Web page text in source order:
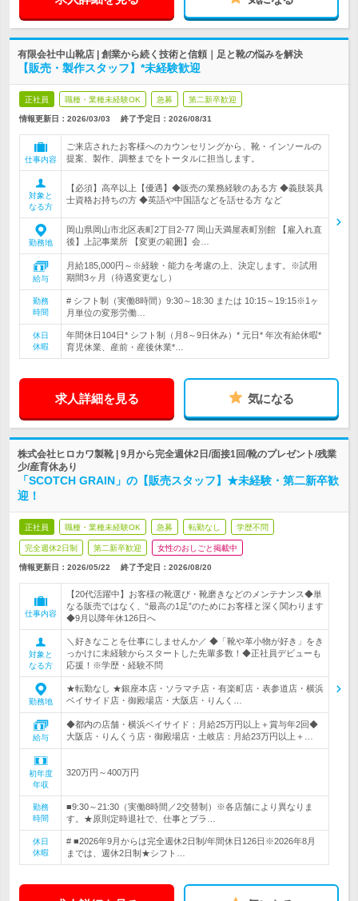
有限会社中山靴店 | 創業から続く技術と信頼｜足と靴の悩みを解決
【販売・製作スタッフ】*未経験歓迎
正社員 職種・業種未経験OK 急募 第二新卒歓迎
情報更新日：2026/03/03 終了予定日： 2026/08/31
仕事内容
ご来店されたお客様へのカウンセリングから、靴・インソールの
提案、製作、調整までをトータルに担当します。
対象と
なる方
【必須】高卒以上【優遇】◆販売の業務経験のある方 ◆義肢装具
士資格お持ちの方 ◆英語や中国語などを話せる方 など
勤務地
岡山県岡山市北区表町2丁目2-77 岡山天満屋表町別館 【雇入れ直
後】上記事業所 【変更の範囲】会…
給与
月給185,000円～※経験・能力を考慮の上、決定します。※試用
期間3ヶ月（待遇変更なし）
勤務
時間
# シフト制（実働8時間）9:30～18:30 または 10:15～19:15※1ヶ
月単位の変形労働…
休日
休暇
年間休日104日* シフト制（月8～9日休み）* 元日* 年次有給休暇*
育児休業、産前・産後休業*…
求人詳細を見る 気になる
株式会社ヒロカワ製靴 | 9月から完全週休2日/面接1回/靴のプレゼント/残業
少/産育休あり
「SCOTCH GRAIN」の【販売スタッフ】★未経験・第二新卒歓
迎！
正社員 職種・業種未経験OK 急募 転勤なし 学歴不問
完全週休2日制 第二新卒歓迎 女性のおしごと掲載中
情報更新日：2026/05/22 終了予定日： 2026/08/20
仕事内容
【20代活躍中】お客様の靴選び・靴磨きなどのメンテナンス◆単
なる販売ではなく、“最高の1足”のためにお客様と深く関わります
◆9月以降年休126日へ
対象と
なる方
＼好きなことを仕事にしませんか／ ◆「靴や革小物が好き」をき
っかけに未経験からスタートした先輩多数！◆正社員デビューも
応援！※学歴・経験不問
勤務地
★転勤なし ★銀座本店・ソラマチ店・有楽町店・表参道店・横浜
ベイサイド店・御殿場店・大阪店・りんく…
給与
◆都内の店舗・横浜ベイサイド：月給25万円以上＋賞与年2回◆
大阪店・りんくう店・御殿場店・土岐店：月給23万円以上＋…
初年度
年収
320万円～400万円
勤務
時間
■9:30～21:30（実働8時間／2交替制）※各店舗により異なりま
す。★原則定時退社で、仕事とプラ…
休日
休暇
# ■2026年9月からは完全週休2日制/年間休日126日※2026年8月
までは、週休2日制★シフト…